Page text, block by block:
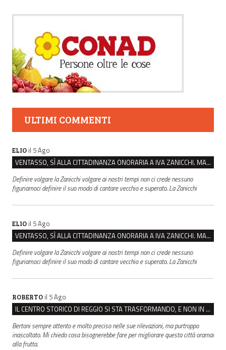
ULTIMI COMMENTI
ELIO il 5 Ago
VENTASSO, SÌ ALLA CITTADINANZA ONORARIA A IVA ZANICCHI. MA BARGIACCHI: “È DI PESSIMO GUSTO”
Definire volgare la Zanicchi volgare ai nostri tempi non ci crede nessuno
figuriamoci definire il suo modo di cantare vecchio e superato. La Zanicchi
ELIO il 5 Ago
VENTASSO, SÌ ALLA CITTADINANZA ONORARIA A IVA ZANICCHI. MA BARGIACCHI: “È DI PESSIMO GUSTO”
Definire volgare la Zanicchi volgare ai nostri tempi non ci crede nessuno
figuriamoci definire il suo modo di cantare vecchio e superato. La Zanicchi
ROBERTO il 5 Ago
IL CENTRO STORICO DI REGGIO SI STA TRASFORMANDO, E NON IN MEGLIO
Bertoni sempre attento e molto preciso nelle sue rilevazioni, ma purtroppo
inascoltato. Mi chiedo cosa bisognerebbe fare per migliorare questa città oramai
alla frutta.